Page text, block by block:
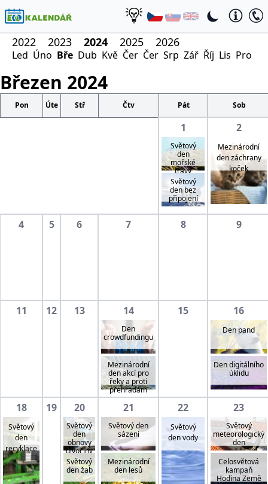
2022 2023 2024 2025 2026
Led Úno Bře Dub Kvě Čer Čer Srp Zář Říj Lis Pro
Březen 2024
Pon Úte Stř Čtv Pát Sob
1
Světový
den
mořské
trávy
Světový
den bez
připojení
2
Mezinárodní
den záchrany
koček
4 5 6 7 8 9
11 12 13 14
Den
crowdfundingu
Mezinárodní
den akcí pro
řeky a proti
přehradám
15 16
Den pand
Den digitálního
úklidu
18
Světový
den
recyklace
19 20
Světový
den
obnovy
divočiny
Světový
den žab
21
Světový den
sázení
Mezinárodní
den lesů
22
Světový
den vody
23
Světový
meteorologický
den
Celosvětová
kampaň
Hodina Země